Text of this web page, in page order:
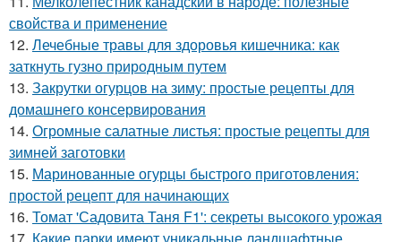
свойства и применение
12. Лечебные травы для здоровья кишечника: как
заткнуть гузно природным путем
13. Закрутки огурцов на зиму: простые рецепты для
домашнего консервирования
14. Огромные салатные листья: простые рецепты для
зимней заготовки
15. Маринованные огурцы быстрого приготовления:
простой рецепт для начинающих
16. Томат 'Садовита Таня F1': секреты высокого урожая